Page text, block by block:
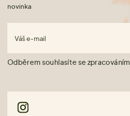
novinka
Váš e-mail
Odběrem souhlasíte se zpracováním